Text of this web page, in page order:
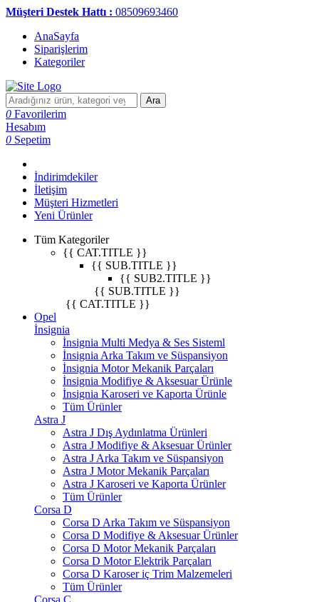
Müşteri Destek Hattı : 08509693460
AnaSayfa
Siparişlerim
Kategoriler
Ara
0 Favorilerim
Hesabım
0 Sepetim
İndirimdekiler
İletişim
Müşteri Hizmetleri
Yeni Ürünler
Tüm Kategoriler
{{ CAT.TITLE }}
{{ SUB.TITLE }}
{{ SUB2.TITLE }}
{{ SUB.TITLE }}
{{ CAT.TITLE }}
Opel
İnsignia
İnsignia Multi Medya & Ses Sisteml
İnsignia Arka Takım ve Süspansiyon
İnsignia Motor Mekanik Parçaları
İnsignia Modifiye & Aksesuar Ürünle
İnsignia Karoseri ve Kaporta Ürünle
Tüm Ürünler
Astra J
Astra J Dış Aydınlatma Ürünleri
Astra J Modifiye & Aksesuar Ürünler
Astra J Arka Takım ve Süspansiyon
Astra J Motor Mekanik Parçaları
Astra J Karoseri ve Kaporta Ürünler
Tüm Ürünler
Corsa D
Corsa D Arka Takım ve Süspansiyon
Corsa D Modifiye & Aksesuar Ürünler
Corsa D Motor Mekanik Parçaları
Corsa D Motor Elektrik Parçaları
Corsa D Karoser iç Trim Malzemeleri
Tüm Ürünler
Corsa C